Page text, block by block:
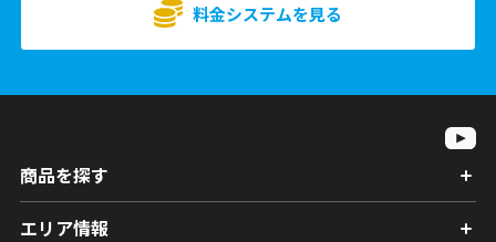
料金システムを見る
商品を探す
エリア情報